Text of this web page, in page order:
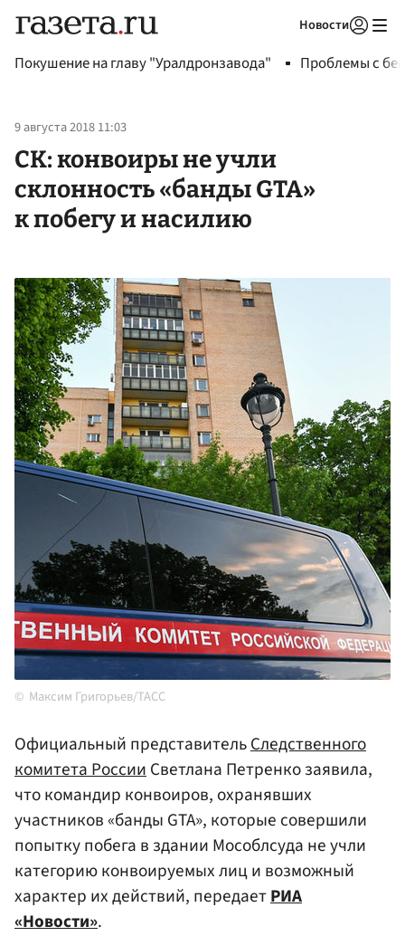
Новости
Покушение на главу "Уралдронзавода" Проблемы с
9 августа 2018 11:03
СК: конвоиры не учли
склонность «банды GTA»
к побегу и насилию
Максим Григорьев/ТАСС
Официальный представительСледственного
комитета РоссииСветлана Петренко заявила,
что командир конвоиров, охранявших
участников «банды GTA», которые совершили
попытку побега в здании Мособлсуда не учли
категорию конвоируемых лиц и возможный
характер их действий, передаетРИА
«Новости».